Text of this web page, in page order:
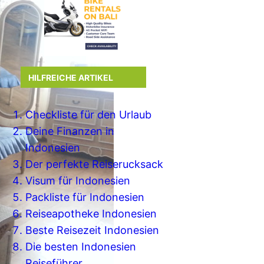
HILFREICHE ARTIKEL
Checkliste für den Urlaub
Deine Finanzen in
Indonesien
Der perfekte Reiserucksack
Visum für Indonesien
Packliste für Indonesien
Reiseapotheke Indonesien
Beste Reisezeit Indonesien
Die besten Indonesien